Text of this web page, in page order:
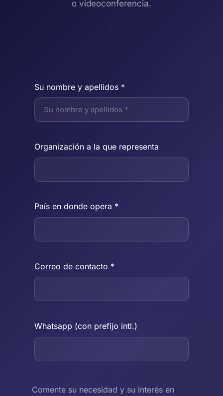
o videoconferencia.
Su nombre y apellidos *
Organización a la que representa
País en donde opera *
Correo de contacto *
Whatsapp (con prefijo intl.)
Comente su necesidad y su interés en